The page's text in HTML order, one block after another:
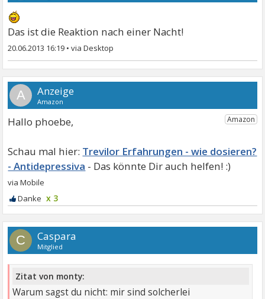
Das ist die Reaktion nach einer Nacht!
20.06.2013 16:19 •
A
Hallo phoebe,
Trevilor Erfahrungen - wie dosieren?
- Antidepressiva
x 3
C Caspara
Mitglied
Zitat von monty:
Warum sagst du nicht: mir sind solcherlei